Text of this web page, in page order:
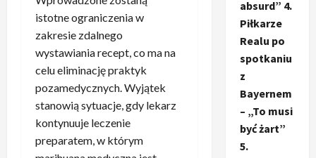
istotne ograniczenia w
zakresie zdalnego
wystawiania recept, co ma na
celu eliminację praktyk
pozamedycznych. Wyjątek
stanowią sytuacje, gdy lekarz
kontynuuje leczenie
preparatem, w którym
absurd” 4.
Piłkarze
Realu po
spotkaniu
z
Bayernem
– „To musi
być żart”
5.